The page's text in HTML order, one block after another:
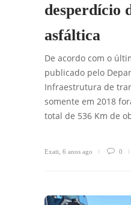
desperdício
asfáltica
De acordo com o
publicado pelo
Infraestrutura de
somente em 2018
total de 536 Km de
Exati 6 anos ago 0